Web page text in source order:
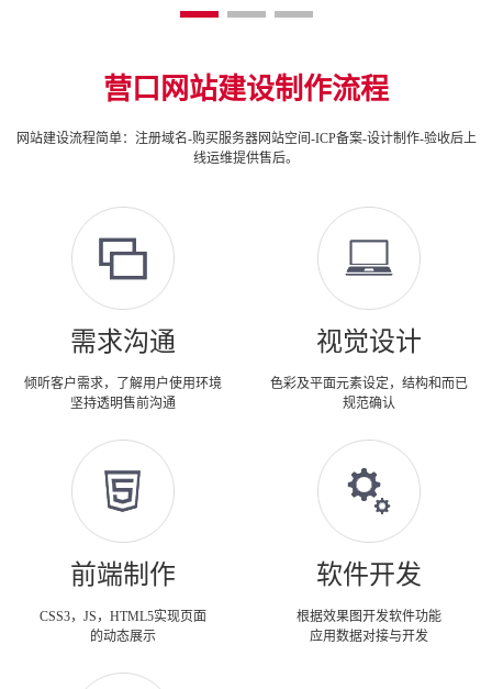
营口网站建设制作流程
网站建设流程简单：注册域名-购买服务器网站空间-ICP备案-设计制作-验收后上
线运维提供售后。
需求沟通
倾听客户需求，了解用户使用环境
坚持透明售前沟通
视觉设计
色彩及平面元素设定，结构和而已
规范确认
前端制作
CSS3，JS，HTML5实现页面
的动态展示
软件开发
根据效果图开发软件功能
应用数据对接与开发